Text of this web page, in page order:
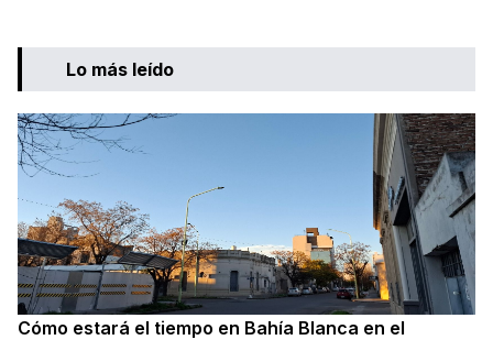
Lo más leído
Cómo estará el tiempo en Bahía Blanca en el